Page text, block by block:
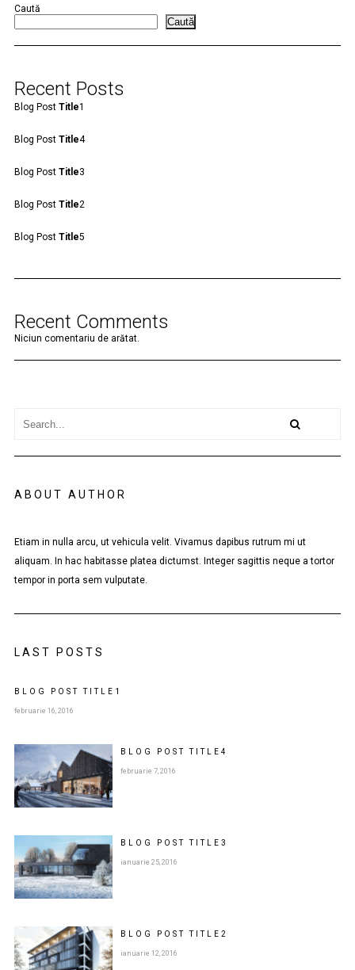
Caută
Caută
Recent Posts
Blog Post Title1
Blog Post Title4
Blog Post Title3
Blog Post Title2
Blog Post Title5
Recent Comments
Niciun comentariu de arătat.
ABOUT AUTHOR
Etiam in nulla arcu, ut vehicula velit. Vivamus dapibus rutrum mi ut
aliquam. In hac habitasse platea dictumst. Integer sagittis neque a tortor
tempor in porta sem vulputate.
LAST POSTS
BLOG POSTTITLE 1
februarie 16, 2016
BLOG POSTTITLE 4
februarie 7, 2016
BLOG POSTTITLE 3
ianuarie 25, 2016
BLOG POSTTITLE 2
ianuarie 12, 2016